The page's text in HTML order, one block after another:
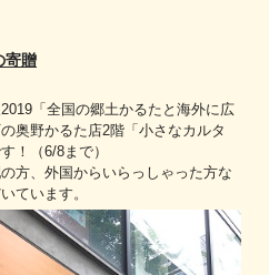
寄贈
「全国の郷土かるたと海外に広
奥野かるた店2階「小さなカルタ
！（6/8まで）
方、外国からいらっしゃった方な
ています。